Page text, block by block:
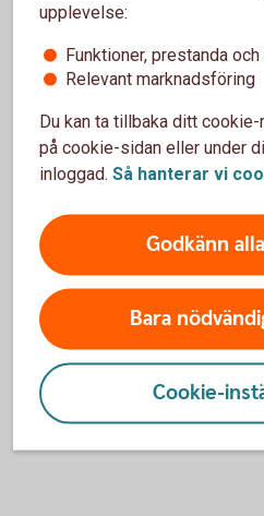
Vill du byta konto för
antingen ringa oss på telefon
Du är också välkommen att
Om premierna
Om premierna inte betalas i tid
påminnelsefaktura. Betalas inte
påminnelsen, skickas en andra
samband med detta informeras
obetalda premierna. Om ingen
påminnelsen, avslutas
upphör att gälla. Detta gäller
betalningsalternativ ditt företag
upplevelse:
Funktioner, prestanda
Relevant marknadsföring
Du kan ta tillbaka ditt
på cookie-sidan eller under
inloggad. Så hanterar vi
Godkänn
Bara
Cookie-